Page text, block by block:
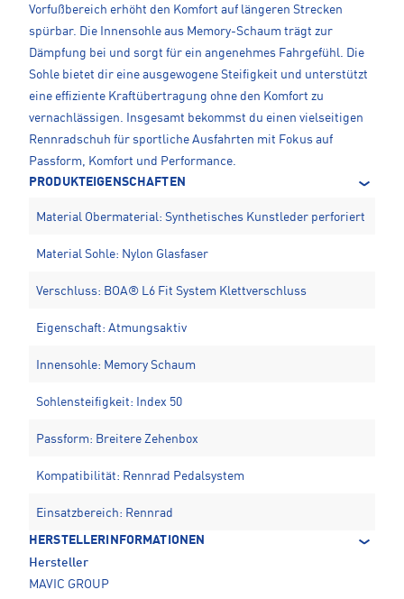
Vorfußbereich erhöht den Komfort auf längeren Strecken
spürbar. Die Innensohle aus Memory-Schaum trägt zur
Dämpfung bei und sorgt für ein angenehmes Fahrgefühl. Die
Sohle bietet dir eine ausgewogene Steifigkeit und unterstützt
eine effiziente Kraftübertragung ohne den Komfort zu
vernachlässigen. Insgesamt bekommst du einen vielseitigen
Rennradschuh für sportliche Ausfahrten mit Fokus auf
Passform, Komfort und Performance.
PRODUKTEIGENSCHAFTEN
Material Obermaterial: Synthetisches Kunstleder perforiert
Material Sohle: Nylon Glasfaser
Verschluss: BOA® L6 Fit System Klettverschluss
Eigenschaft: Atmungsaktiv
Innensohle: Memory Schaum
Sohlensteifigkeit: Index 50
Passform: Breitere Zehenbox
Kompatibilität: Rennrad Pedalsystem
Einsatzbereich: Rennrad
HERSTELLERINFORMATIONEN
Hersteller
MAVIC GROUP